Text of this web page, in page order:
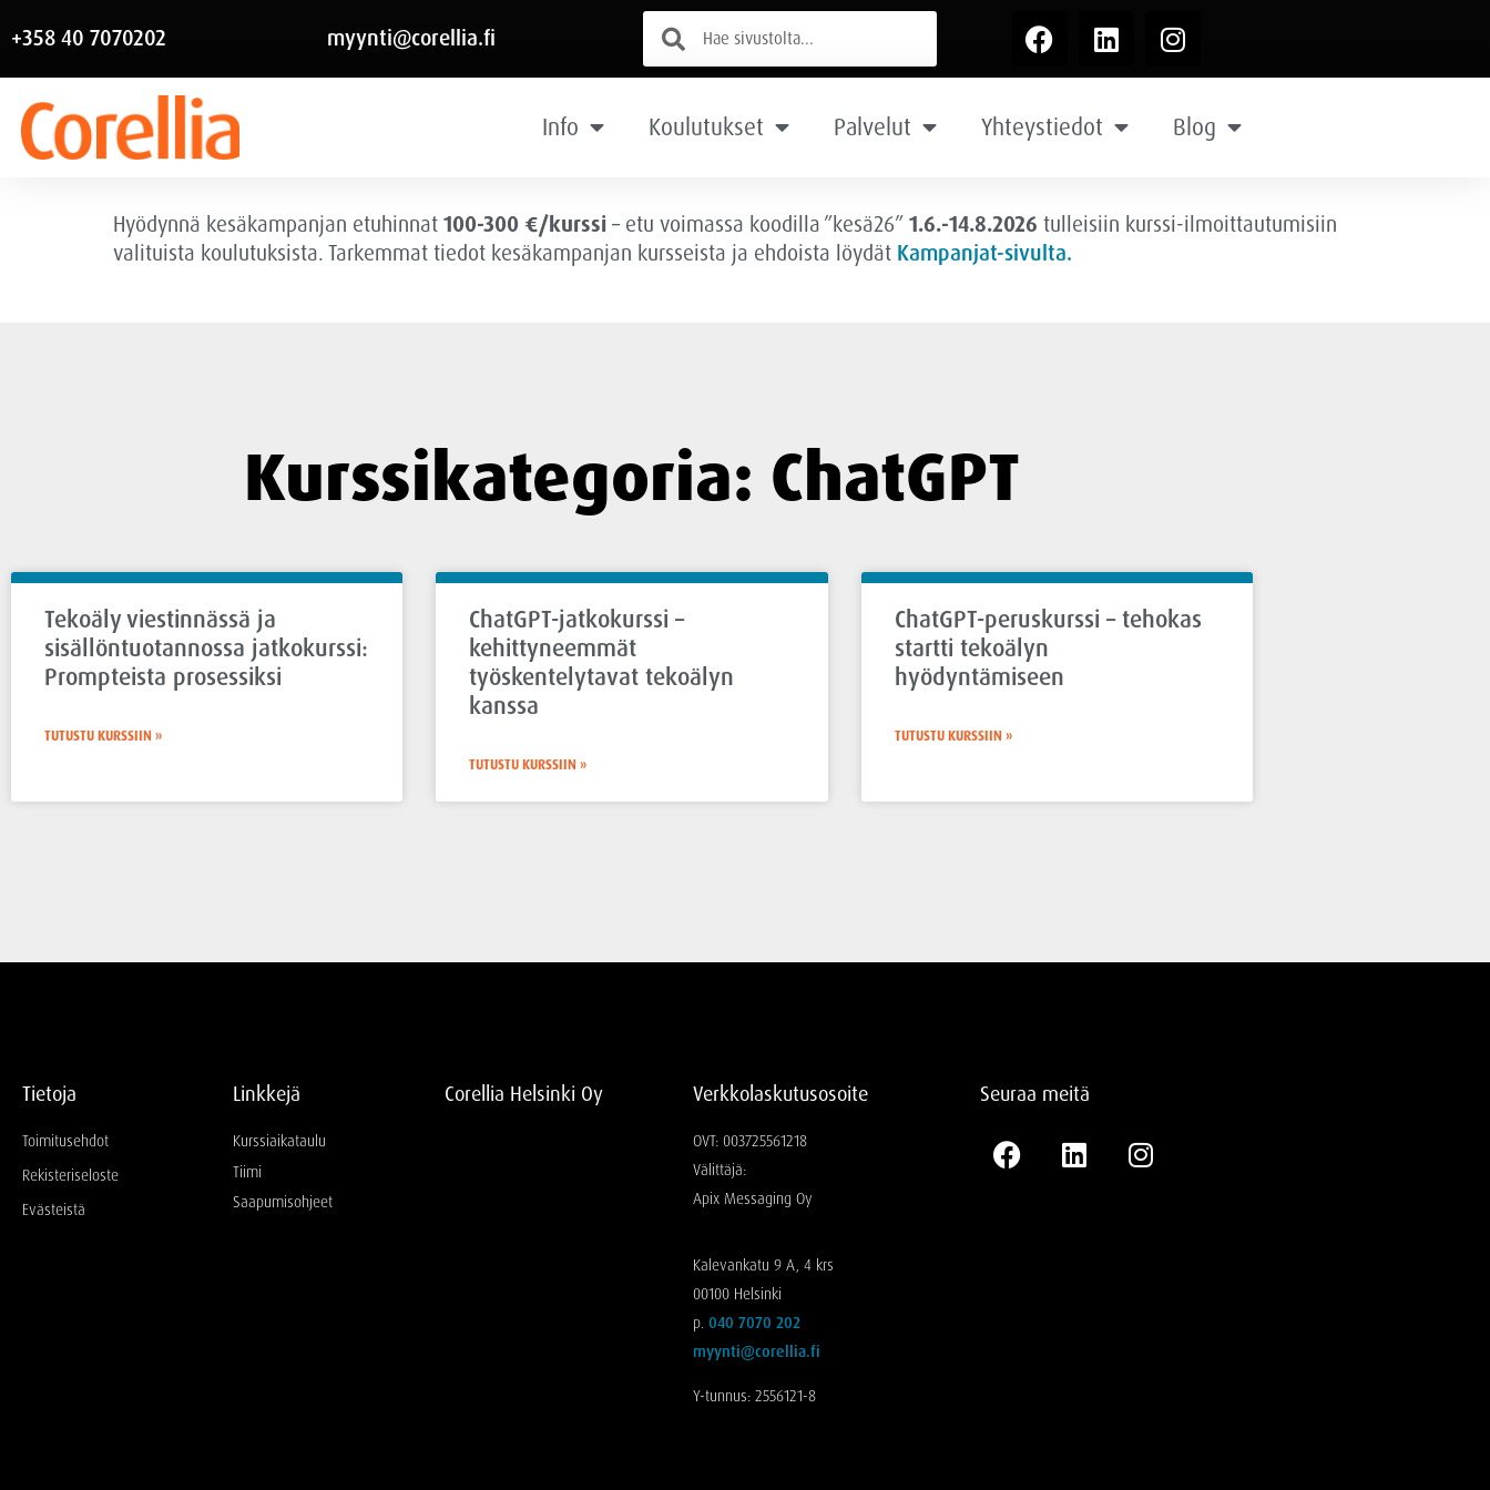
+358 40 7070202 myynti@corellia.fi
Info Koulutukset Palvelut Yhteystiedot Blog
Hyödynnä kesäkampanjan etuhinnat 100-300 €/kurssi – etu voimassa koodilla ”kesä26” 1.6.-14.8.2026 tulleisiin kurssi-ilmoittautumisiin
valituista koulutuksista. Tarkemmat tiedot kesäkampanjan kursseista ja ehdoista löydät Kampanjat-sivulta.
Kurssikategoria: ChatGPT
Tekoäly viestinnässä ja
sisällöntuotannossa jatkokurssi:
Prompteista prosessiksi
TUTUSTU KURSSIIN »
ChatGPT-jatkokurssi –
kehittyneemmät
työskentelytavat tekoälyn
kanssa
TUTUSTU KURSSIIN »
ChatGPT-peruskurssi – tehokas
startti tekoälyn
hyödyntämiseen
TUTUSTU KURSSIIN »
Tietoja
Toimitusehdot
Rekisteriseloste
Evästeistä
Linkkejä
Kurssiaikataulu
Tiimi
Saapumisohjeet
Corellia Helsinki Oy Verkkolaskutusosoite
OVT: 003725561218
Välittäjä:
Apix Messaging Oy
Kalevankatu 9 A, 4 krs
00100 Helsinki
p. 040 7070 202
myynti@corellia.fi
Y-tunnus: 2556121-8
Seuraa meitä